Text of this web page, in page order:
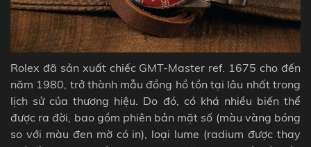
Rolex đã sản xuất chiếc GMT-Master ref. 1675 cho đến
năm 1980, trở thành mẫu đồng hồ tồn tại lâu nhất trong
lịch sử của thương hiệu. Do đó, có khá nhiều biến thể
được ra đời, bao gồm phiên bản mặt số (màu vàng bóng
so với màu đen mờ có in), loại lume (radium được thay